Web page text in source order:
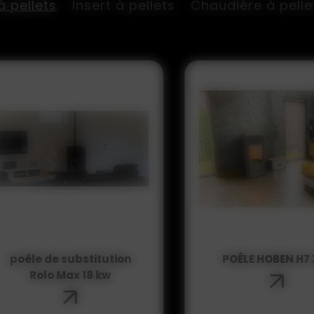
pellets Insert à pellets Chaudière à
POÊLE HOBEN H7 Zen Slim 15